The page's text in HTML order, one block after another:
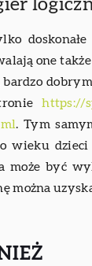
doskonałe
one
bardzo
https://
. Tym
wieku
może być
można